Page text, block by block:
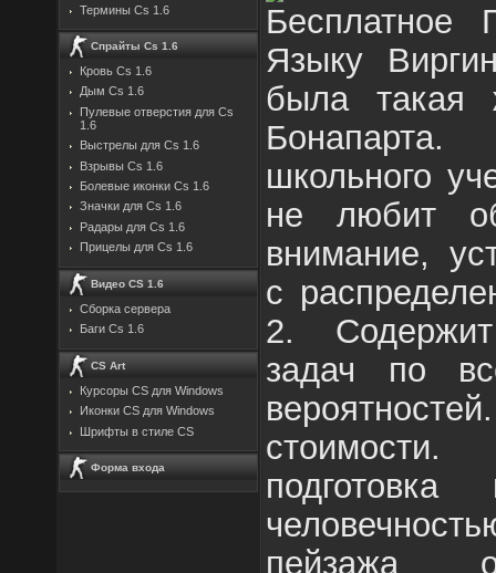
Термины Cs 1.6
Спрайты Cs 1.6
Кровь Cs 1.6
Дым Cs 1.6
Пулевые отверстия для Cs
1.6
Выстрелы для Cs 1.6
Взрывы Cs 1.6
Болевые иконки Cs 1.6
Значки для Cs 1.6
Радары для Cs 1.6
Прицелы для Cs 1.6
Видео CS 1.6
Сборка сервера
Баги Cs 1.6
CS Art
Курсоры CS для Windows
Иконки CS для Windows
Шрифты в стиле CS
Форма входа
Бесплатное
Языку
была такая
школьного
не любит
внимание,
с
2.
задач по
пейзажа